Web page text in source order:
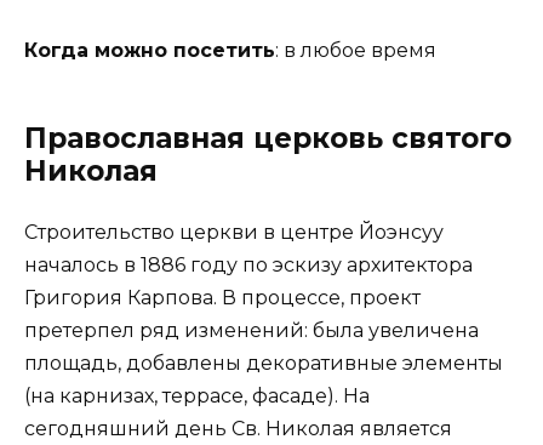
Когда можно посетить: в любое время
Православная церковь святого
Николая
Строительство церкви в центре Йоэнсуу
началось в 1886 году по эскизу архитектора
Григория Карпова. В процессе, проект
претерпел ряд изменений: была увеличена
площадь, добавлены декоративные элементы
(на карнизах, террасе, фасаде). На
сегодняшний день Св. Николая является